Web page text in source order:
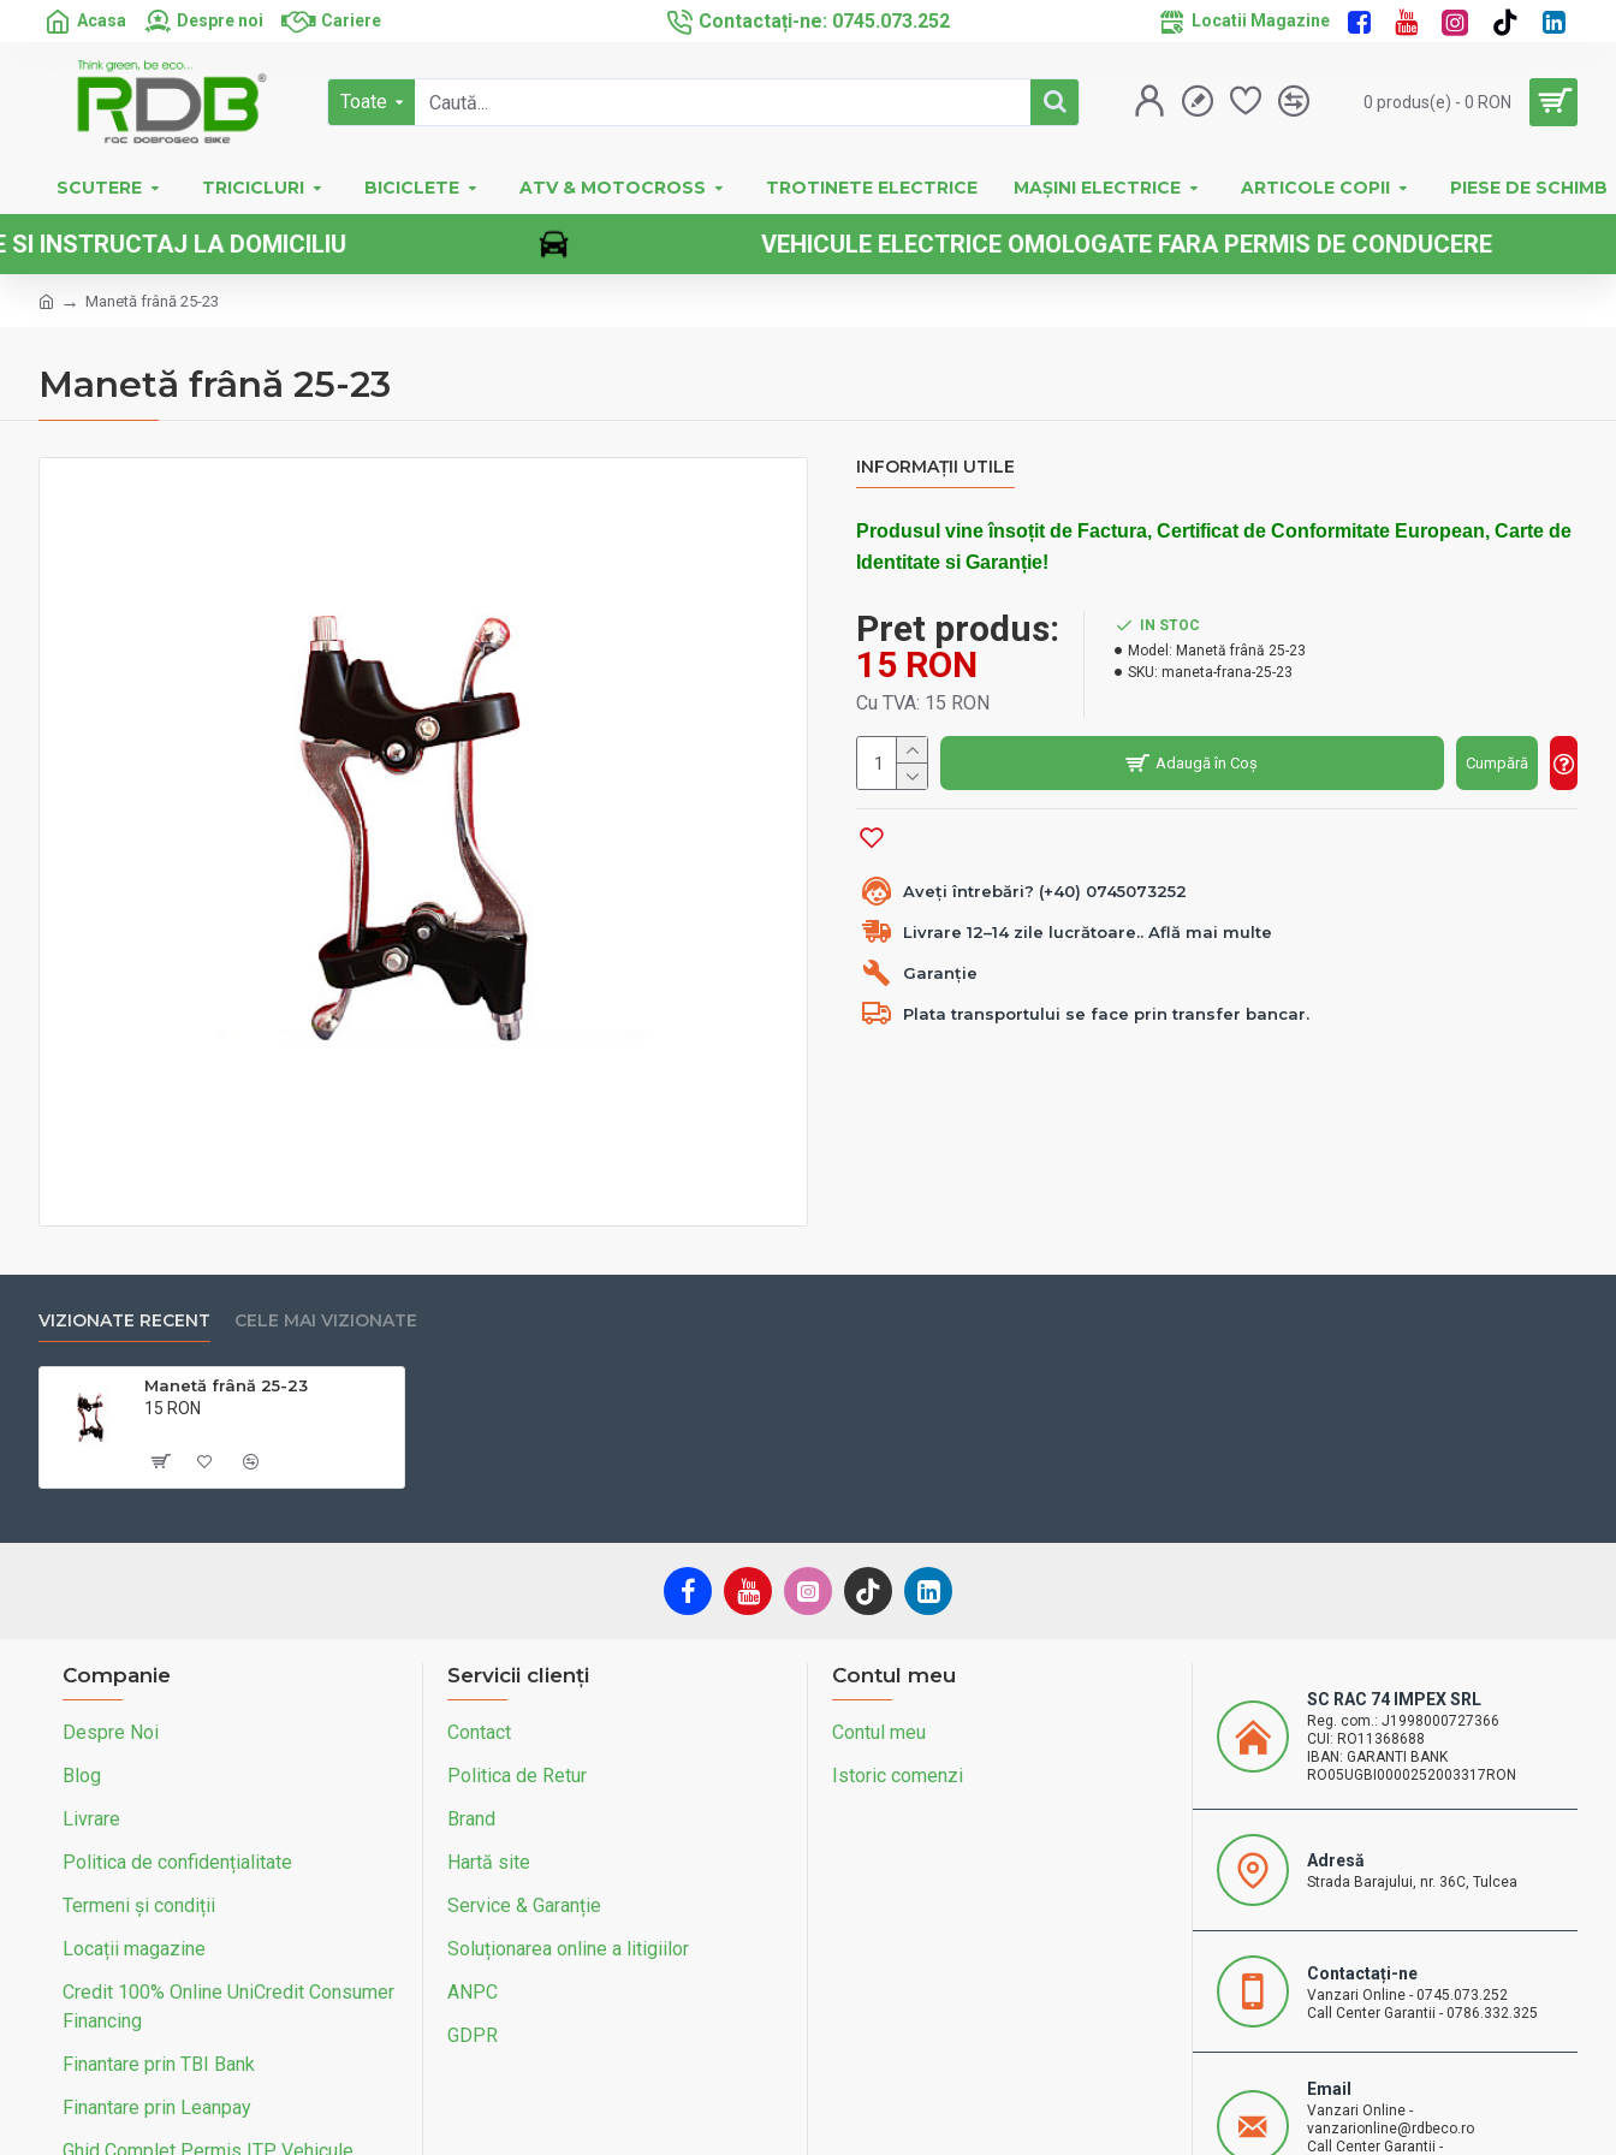
Acasa Despre noi Cariere Contactați-ne: 0745.073.252 Locatii Magazine
Toate 0 produs(e) - 0 RON
SCUTERE TRICICLURI BICICLETE ATV & MOTOCROSS TROTINETE ELECTRICE MAȘINI ELECTRICE ARTICOLE COPII PIESE DE SCHIMB
LA DOMICILIU VEHICULE ELECTRICE OMOLOGATE FARA PERMIS DE CONDUCERE
Manetă frână 25-23
Manetă frână 25-23
INFORMAȚII UTILE
Produsul vine însoțit de Factura, Certificat de Conformitate European, Carte de
Identitate si Garanție!
Pret produs:
15 RON
Cu TVA: 15 RON
IN STOC
Model: Manetă frână 25-23
SKU: maneta-frana-25-23
Adaugă în Coș Cumpără
Aveți întrebări? (+40) 0745073252
Livrare 12–14 zile lucrătoare.. Află mai multe
Garanție
Plata transportului se face prin transfer bancar.
VIZIONATE RECENT CELE MAI VIZIONATE
Manetă frână 25-23
15 RON
Companie
Despre Noi
Blog
Livrare
Politica de confidențialitate
Termeni și condiții
Locații magazine
Credit 100% Online UniCredit Consumer
Financing
Finantare prin TBI Bank
Finantare prin Leanpay
Servicii clienți
Contact
Politica de Retur
Brand
Hartă site
Service & Garanție
Soluționarea online a litigiilor
ANPC
GDPR
Contul meu
Contul meu
Istoric comenzi
SC RAC 74 IMPEX SRL
Reg. com.: J1998000727366
CUI: RO11368688
IBAN: GARANTI BANK
RO05UGBI0000252003317RON
Adresă
Strada Barajului, nr. 36C, Tulcea
Contactați-ne
Vanzari Online - 0745.073.252
Call Center Garantii - 0786.332.325
Email
Vanzari Online -
vanzarionline@rdbeco.ro
Call Center Garantii -